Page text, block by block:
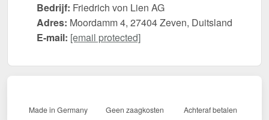
Bedrijf: Friedrich von Lien AG
Adres: Moordamm 4, 27404 Zeven, Duitsland
E-mail: [email protected]
Made in Germany Geen zaagkosten Achteraf betalen